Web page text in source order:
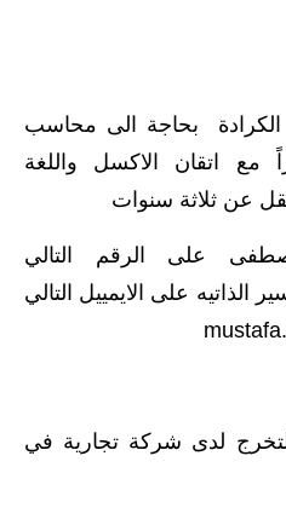
الكرادة بحاجة الى محاسب
اتقان الاكسل واللغة
عن ثلاثة سنوات
على الرقم التالي
لدى شركة تجارية في